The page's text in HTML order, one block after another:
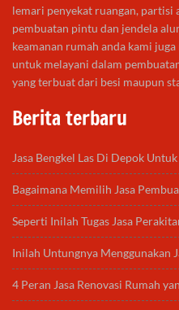
lemari penyekat ruangan, partisi
pembuatan pintu dan jendela
keamanan rumah anda kami
untuk melayani dalam
yang terbuat dari besi maupun
Berita terbaru
Jasa Bengkel Las Di Depok
Bagaimana Memilih Jasa
Seperti Inilah Tugas Jasa
Inilah Untungnya Menggunakan
4 Peran Jasa Renovasi Rumah